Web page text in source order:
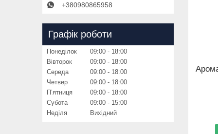
+380980865958
Графік роботи
Понеділок 09:00
18:00
Вівторок
09:00
18:00
Середа
09:00
18:00
Четвер
09:00
18:00
Пʼятниця
09:00
18:00
Субота
09:00
15:00
Неділя
Вихідний